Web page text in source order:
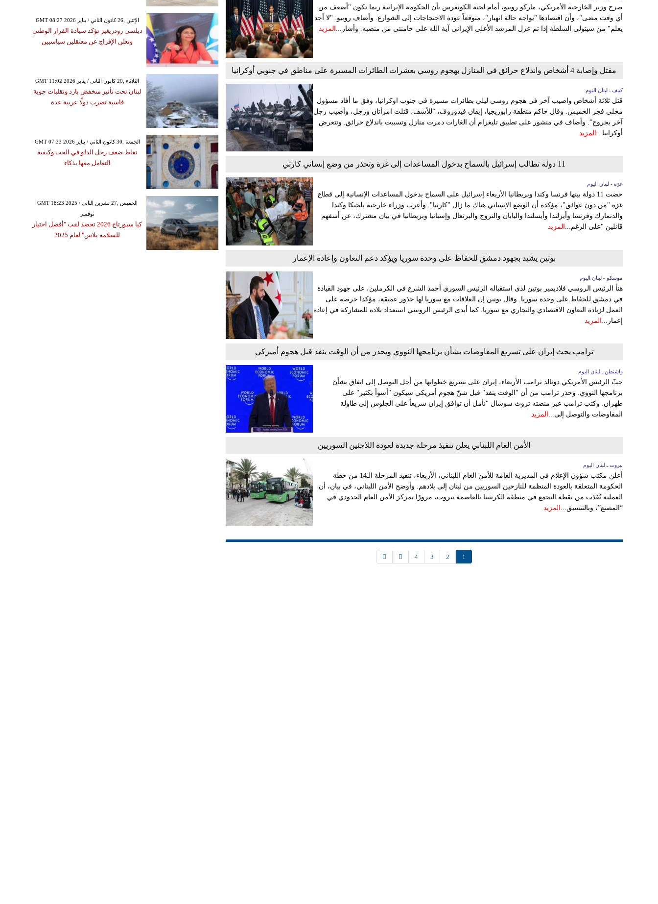
صرح وزير الخارجية الأمريكي، ماركو روبيو، أمام لجنة الكونغرس بأن الحكومة الإيرانية ربما تكون "أضعف من
أي وقت مضى"، وأن اقتصادها "يواجه حالة انهيار"، متوقعاً عودة الاحتجاجات إلى الشوارع. وأضاف روبيو: "لا أحد
يعلم" من سيتولى السلطة إذا تم عزل المرشد الأعلى الإيراني آية الله علي خامنئي من منصبه. وأشار...
المزيد
مقتل وإصابة 4 أشخاص واندلاع حرائق في المنازل بهجوم روسي بعشرات الطائرات المسيرة على مناطق في جنوبي أوكرانيا
كييف ـ لبنان اليوم
قتل ثلاثة أشخاص واصيب آخر في هجوم روسي ليلي بطائرات مسيرة في جنوب اوكرانيا، وفق ما أفاد مسؤول
محلي فجر الخميس. وقال حاكم منطقة زابوريجيا، إيفان فيدوروف، “للأسف، قتلت امرأتان ورجل، وأصيب رجل
آخر بجروح”. وأضاف في منشور على تطبيق تليغرام أن الغارات دمرت منازل وتسببت باندلاع حرائق. وتتعرض
أوكرانيا... المزيد
11 دولة تطالب إسرائيل بالسماح بدخول المساعدات إلى غزة وتحذر من وضع إنساني كارثي
غزة - لبنان اليوم
حضت 11 دولة بينها فرنسا وكندا وبريطانيا الأربعاء إسرائيل على السماح بدخول المساعدات الإنسانية إلى قطاع
غزة "من دون عوائق"، مؤكدة أن الوضع الإنساني هناك ما زال "كارثيا". وأعرب وزراء خارجية بلجيكا وكندا
والدنمارك وفرنسا وأيرلندا وأيسلندا واليابان والنروج والبرتغال وإسبانيا وبريطانيا في بيان مشترك، عن أسفهم
قائلين "على الرغم... المزيد
بوتين يشيد بجهود دمشق للحفاظ على وحدة سوريا ويؤكد دعم التعاون وإعادة الإعمار
موسكو - لبنان اليوم
هنأ الرئيس الروسي فلاديمير بوتين لدى استقباله الرئيس السوري أحمد الشرع في الكرملين، على جهود القيادة
في دمشق للحفاظ على وحدة سوريا. وقال بوتين إن العلاقات مع سوريا لها جذور عميقة، مؤكدا حرصه على
العمل لزيادة التعاون الاقتصادي والتجاري مع سوريا. كما أبدى الرئيس الروسي استعداد بلاده للمشاركة في إعادة
إعمار... المزيد
ترامب يحث إيران على تسريع المفاوضات بشأن برنامجها النووي ويحذر من أن الوقت ينفد قبل هجوم أميركي
واشنطن ـ لبنان اليوم
حثّ الرئيس الأمريكي دونالد ترامب الأربعاء، إيران على تسريع خطواتها من أجل التوصل إلى اتفاق بشأن
برنامجها النووي. وحذر ترامب من أن "الوقت ينفد" قبل شنّ هجوم أمريكي سيكون "أسوأ بكثير" على
طهران. وكتب ترامب عبر منصته تروث سوشال "نأمل أن توافق إيران سريعاً على الجلوس إلى طاولة
المفاوضات والتوصل إلى...
المزيد
الأمن العام اللبناني يعلن تنفيذ مرحلة جديدة لعودة اللاجئين السوريين
بيروت ـ لبنان اليوم
أعلن مكتب شؤون الإعلام في المديرية العامة للأمن العام اللبناني، الأربعاء، تنفيذ المرحلة الـ14 من خطة
الحكومة المتعلقة بالعودة المنظمة للنازحين السوريين من لبنان إلى بلادهم. وأوضح الأمن اللبناني، في بيان، أن
العملية نُفذت من نقطة التجمع في منطقة الكرنتينا بالعاصمة بيروت، مرورًا بمركز الأمن العام الحدودي في
“المصنع”، وبالتنسيق... المزيد
1
2
3
4
GMT 08:27 2026 الإثنين ,26 كانون الثاني / يناير
ديلسي رودريغيز تؤكد سيادة القرار الوطني
وتعلن الإفراج عن معتقلين سياسيين
GMT 11:02 2026 الثلاثاء ,20 كانون الثاني / يناير
لبنان تحت تأثير منخفض بارد وتقلبات جوية
قاسية تضرب دولًا عربية عدة
GMT 07:33 2026 الجمعة ,30 كانون الثاني / يناير
نقاط ضعف رجل الدلو في الحب وكيفية
التعامل معها بذكاء
GMT 18:23 2025 الخميس ,27 تشرين الثاني /
نوفمبر
كيا سبورتاج 2026 تحصد لقب "أفضل اختيار
للسلامة بلاس" لعام 2025